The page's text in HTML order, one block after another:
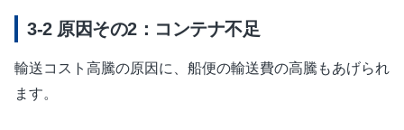
原因その2：コンテナ不足
輸送コスト高騰の原因に、船便の輸送費の高騰もあげられ
ます。